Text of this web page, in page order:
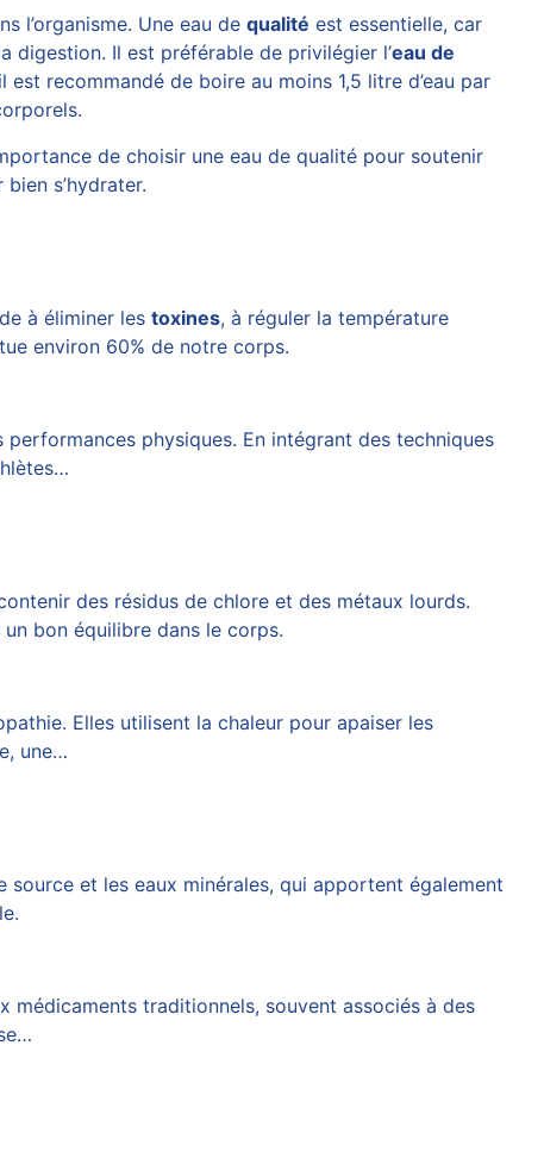
l’organisme. Une eau dequalité est essentielle, car
digestion. Il est préférable de privilégier l’eau de
recommandé de boire au moins 1,5 litre d’eau par
de choisir une eau de qualité pour soutenir
s’hydrater.
à éliminer lestoxines, à réguler la température
environ 60% de notre corps.
physiques. En intégrant des techniques
des résidus de chlore et des métaux lourds.
bon équilibre dans le corps.
Elles utilisent la chaleur pour apaiser les
une…
source et les eaux minérales, qui apportent également
.
médicaments traditionnels, souvent associés à des